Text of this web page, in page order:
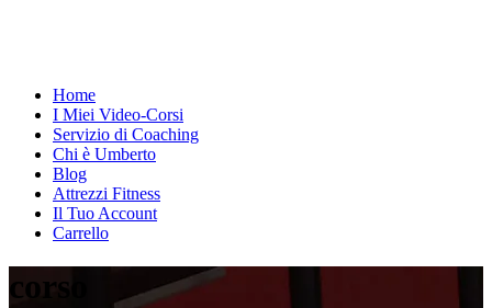
Home
I Miei Video-Corsi
Servizio di Coaching
Chi è Umberto
Blog
Attrezzi Fitness
Il Tuo Account
Carrello
corso